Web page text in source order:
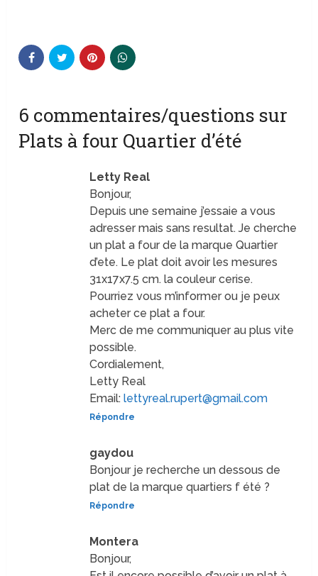
6 commentaires/questions sur
Plats à four Quartier d’été
Letty Real
Bonjour,
Depuis une semaine j’essaie a vous
adresser mais sans resultat. Je cherche
un plat a four de la marque Quartier
d’ete. Le plat doit avoir les mesures
31x17x7.5 cm. la couleur cerise.
Pourriez vous m’informer ou je peux
acheter ce plat a four.
Merc de me communiquer au plus vite
possible.
Cordialement,
Letty Real
Email:lettyreal.rupert@gmail.com
Répondre
gaydou
Bonjour je recherche un dessous de
plat de la marque quartiers f été ?
Répondre
Montera
Bonjour,